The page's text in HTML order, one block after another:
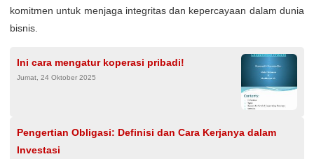
komitmen untuk menjaga integritas dan kepercayaan dalam dunia
bisnis.
Ini cara mengatur koperasi pribadi!
Jumat, 24 Oktober 2025
Pengertian Obligasi: Definisi dan Cara Kerjanya dalam
Investasi